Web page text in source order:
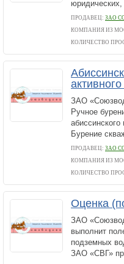
ПРОДАВЕЦ: ЗАО
КОМПАНИЯ ИЗ
КОЛИЧЕСТВО
ЗАО
Ручное
Бурение
ПРОДАВЕЦ: ЗАО
КОМПАНИЯ ИЗ
КОЛИЧЕСТВО
Оценка
ЗАО
выполнит
подземных
ЗАО «СВГ»